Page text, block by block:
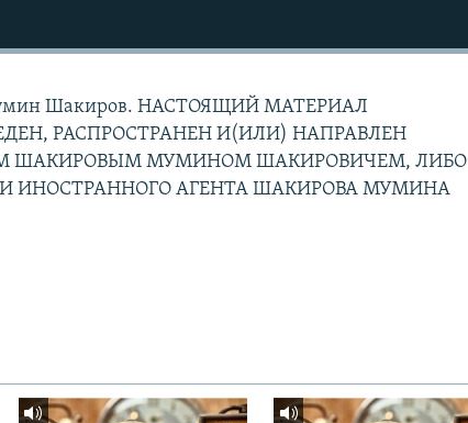
Шакиров. НАСТОЯЩИЙ МАТЕРИАЛ
РАСПРОСТРАНЕН И(ИЛИ) НАПРАВЛЕН
ШАКИРОВЫМ МУМИНОМ ШАКИРОВИЧЕМ, ЛИБО
ИНОСТРАННОГО АГЕНТА ШАКИРОВА МУМИНА